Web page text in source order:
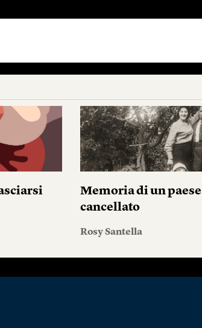
Memoria di un paese
cancellato
Rosy Santella